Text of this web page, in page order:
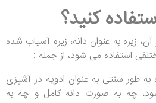
کنید؟
زیره به عنوان دانه، زیره آسیاب شده
استفاده می شود، از جمله :
به طور سنتی به عنوان ادویه در آشپزی
چه به صورت دانه کامل و چه به